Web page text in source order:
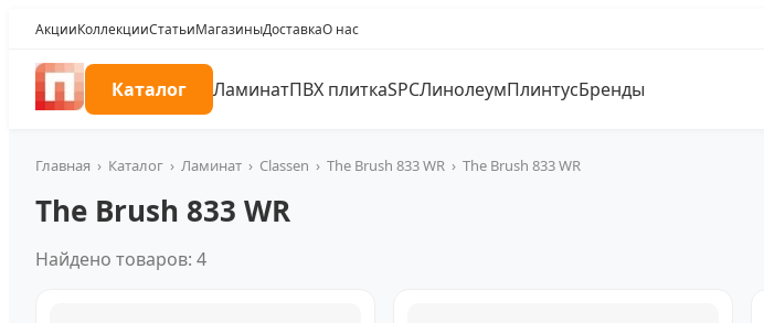
АкцииКоллекцииСтатьиМагазиныДоставкаО нас
Каталог ЛаминатПВХ плиткаSPCЛинолеумПлинтусБренды
Главная › Каталог › Ламинат › Classen › The Brush 833 WR › The Brush 833 WR
The Brush 833 WR
Найдено товаров: 4